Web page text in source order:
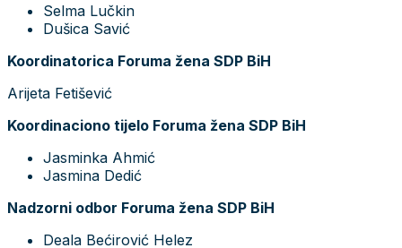
Selma Lučkin
Dušica Savić
Koordinatorica Foruma žena SDP BiH
Arijeta Fetišević
Koordinaciono tijelo Foruma žena SDP BiH
Jasminka Ahmić
Jasmina Dedić
Nadzorni odbor Foruma žena SDP BiH
Deala Bećirović Helez